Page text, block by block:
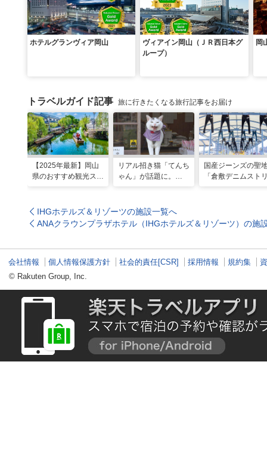
ホテルグランヴィア岡山
ヴィアイン岡山（ＪＲ西日本グ
ループ）
岡
トラベルガイド記事 旅に行きたくなる旅行記事をお届け
【2025年最新】岡山
県のおすすめ観光スポ
まで
リアル招き猫「てんち
ゃん」が話題に。
の由緒ある木山神社を
ご紹介
国産ジーンズの聖
「倉敷デニムスト
IHGホテルズ＆リゾーツの施設一覧へ
ANAクラウンプラザホテル（IHGホテルズ＆リゾーツ）の施
会社情報 個人情報保護方針 社会的責任[CSR] 採用情報 規約集
© Rakuten Group, Inc.